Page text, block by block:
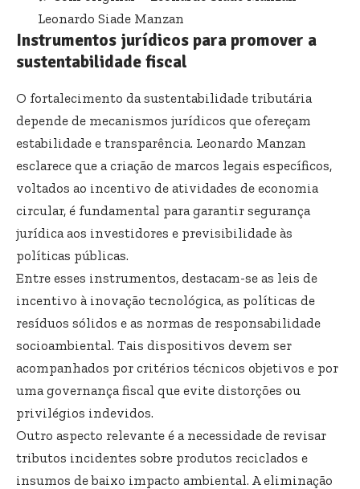
Leonardo Siade Manzan
Instrumentos jurídicos para promover a
sustentabilidade fiscal
O fortalecimento da sustentabilidade tributária
depende de mecanismos jurídicos que ofereçam
estabilidade e transparência. Leonardo Manzan
esclarece que a criação de marcos legais específicos,
voltados ao incentivo de atividades de economia
circular, é fundamental para garantir segurança
jurídica aos investidores e previsibilidade às
políticas públicas.
Entre esses instrumentos, destacam-se as leis de
incentivo à inovação tecnológica, as políticas de
resíduos sólidos e as normas de responsabilidade
socioambiental. Tais dispositivos devem ser
acompanhados por critérios técnicos objetivos e por
uma governança fiscal que evite distorções ou
privilégios indevidos.
Outro aspecto relevante é a necessidade de revisar
tributos incidentes sobre produtos reciclados e
insumos de baixo impacto ambiental. A eliminação